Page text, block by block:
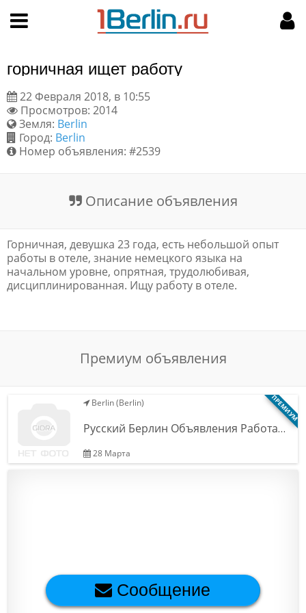
Поиск
Пользовательское соглашение
Правила доски объявлений
Цены на услуги
Помощь
МОЙ АККАУНТ
Мои объявления
горничная ищет работу
22 Февраля 2018, в 10:55
Просмотров: 2014
Земля: Berlin
Город: Berlin
Номер объявления: #2539
Описание объявления
Горничная, девушка 23 года, есть небольшой опыт
работы в отеле, знание немецкого языка на
начальном уровне, опрятная, трудолюбивая,
дисциплинированная. Ищу работу в отеле.
Премиум объявления
ПРЕМИУМ
Berlin (Berlin)
Русский Берлин Объявления Работа…
28 Марта
Сообщение